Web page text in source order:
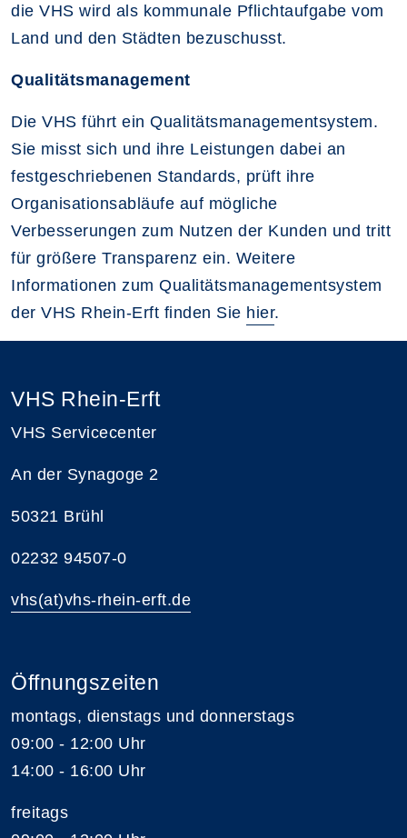
die VHS wird als kommunale Pflichtaufgabe vom
Land und den Städten bezuschusst.
Qualitätsmanagement
Die VHS führt ein Qualitätsmanagementsystem.
Sie misst sich und ihre Leistungen dabei an
festgeschriebenen Standards, prüft ihre
Organisationsabläufe auf mögliche
Verbesserungen zum Nutzen der Kunden und tritt
für größere Transparenz ein. Weitere
Informationen zum Qualitätsmanagementsystem
der VHS Rhein-Erft finden Sie hier.
VHS Rhein-Erft
VHS Servicecenter
An der Synagoge 2
50321 Brühl
02232 94507-0
vhs(at)vhs-rhein-erft.de
Öffnungszeiten
montags, dienstags und donnerstags
09:00 - 12:00 Uhr
14:00 - 16:00 Uhr
freitags